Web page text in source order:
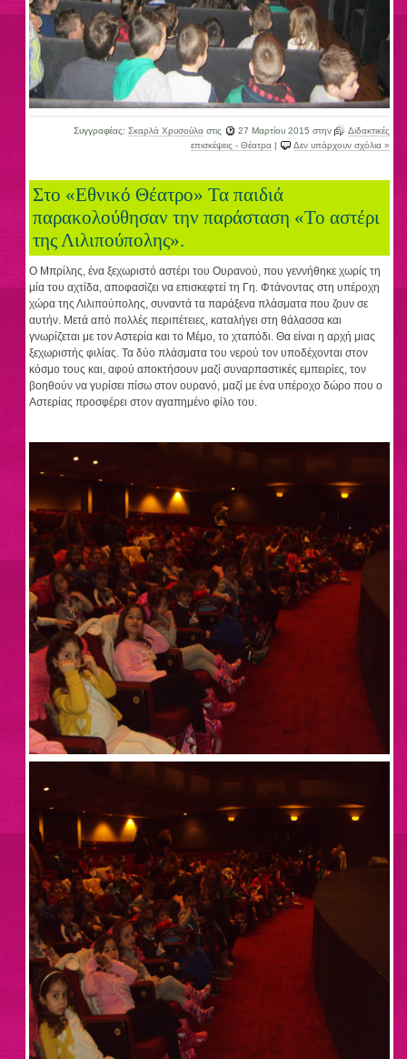
Συγγραφέας: Σκαρλά Χρυσούλαστις 27 Μαρτίου 2015 στην
Διδακτικές
επισκέψεις - Θέατρα | Δεν υπάρχουν σχόλια »
Στο «Εθνικό Θέατρο» Τα παιδιά
παρακολούθησαν την παράσταση «Το αστέρι
της Λιλιπούπολης».
Ο Μπρίλης, ένα ξεχωριστό αστέρι του Ουρανού, που γεννήθηκε χωρίς τη
μία του αχτίδα, αποφασίζει να επισκεφτεί τη Γη. Φτάνοντας στη υπέροχη
χώρα της Λιλιπούπολης, συναντά τα παράξενα πλάσματα που ζουν σε
αυτήν. Μετά από πολλές περιπέτειες, καταλήγει στη θάλασσα και
γνωρίζεται με τον Αστερία και το Μέμο, το χταπόδι. Θα είναι η αρχή μιας
ξεχωριστής φιλίας. Τα δύο πλάσματα του νερού τον υποδέχονται στον
κόσμο τους και, αφού αποκτήσουν μαζί συναρπαστικές εμπειρίες, τον
βοηθούν να γυρίσει πίσω στον ουρανό, μαζί με ένα υπέροχο δώρο που ο
Αστερίας προσφέρει στον αγαπημένο φίλο του.